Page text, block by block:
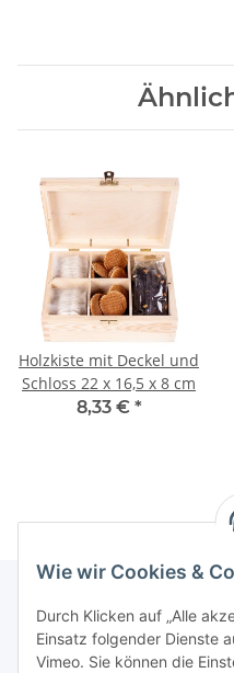
Wie wir Cookies &
Durch Klicken auf „Alle
Einsatz folgender Dienste
Vimeo. Sie können die
Holzkiste mit Deckel und
Schloss 22 x 16,5 x 8 cm
8,33 € *
Informationen